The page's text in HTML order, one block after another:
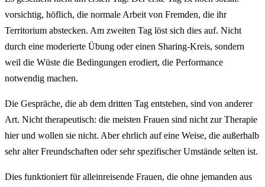
vorsichtig, höflich, die normale Arbeit von Fremden, die ihr
Territorium abstecken. Am zweiten Tag löst sich dies auf. Nicht
durch eine moderierte Übung oder einen Sharing-Kreis, sondern
weil die Wüste die Bedingungen erodiert, die Performance
notwendig machen.
Die Gespräche, die ab dem dritten Tag entstehen, sind von anderer
Art. Nicht therapeutisch: die meisten Frauen sind nicht zur Therapie
hier und wollen sie nicht. Aber ehrlich auf eine Weise, die außerhalb
sehr alter Freundschaften oder sehr spezifischer Umstände selten ist.
Dies funktioniert für alleinreisende Frauen, die ohne jemanden aus